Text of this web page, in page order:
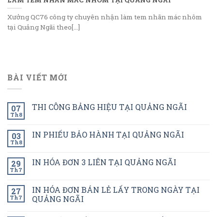
Xưởng QC76 công ty chuyên nhận làm tem nhãn mác nhôm
tại Quảng Ngãi theo[...]
BÀI VIẾT MỚI
07
Th8
THI CÔNG BẢNG HIỆU TẠI QUẢNG NGÃI
03
Th8
IN PHIẾU BẢO HÀNH TẠI QUẢNG NGÃI
29
Th7
IN HÓA ĐƠN 3 LIÊN TẠI QUẢNG NGÃI
27
Th7
IN HÓA ĐƠN BÁN LẺ LẤY TRONG NGÀY TẠI
QUẢNG NGÃI